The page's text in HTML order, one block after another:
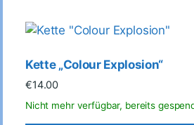
Kette „Colour Explosion“
€14.00